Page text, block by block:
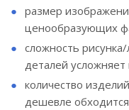
размер
ценообразующих
сложность
деталей
количество
дешевле